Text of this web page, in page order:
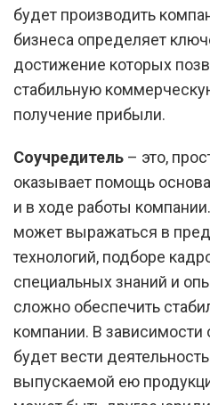
будет производить
бизнеса определяет
достижение которых
стабильную
получение прибыли.
Соучредитель – это,
оказывает помощь
и в ходе работы
может выражаться в
технологий, подборе
специальных знаний и
сложно обеспечить
компании. В зависимости
будет вести
выпускаемой ею